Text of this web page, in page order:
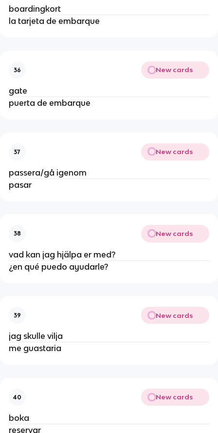
boardingkort
la tarjeta de embarque
36 New cards
gate
puerta de embarque
37 New cards
passera/gå igenom
pasar
38 New cards
vad kan jag hjälpa er med?
¿en qué puedo ayudarle?
39 New cards
jag skulle vilja
me guastaria
40 New cards
boka
reservar